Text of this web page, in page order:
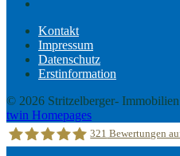
Kontakt
Impressum
Datenschutz
Erstinformation
© 2026 Stritzelberger-
twin Homepages
321 Bewertungen